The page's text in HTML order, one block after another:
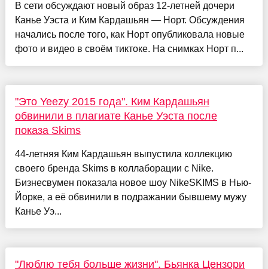
В сети обсуждают новый образ 12-летней дочери
Канье Уэста и Ким Кардашьян — Норт. Обсуждения
начались после того, как Норт опубликовала новые
фото и видео в своём тиктоке. На снимках Норт п...
"Это Yeezy 2015 года". Ким Кардашьян
обвинили в плагиате Канье Уэста после
показа Skims
44-летняя Ким Кардашьян выпустила коллекцию
своего бренда Skims в коллаборации с Nike.
Бизнесвумен показала новое шоу NikeSKIMS в Нью-
Йорке, а её обвинили в подражании бывшему мужу
Канье Уэ...
"Люблю тебя больше жизни". Бьянка Цензори